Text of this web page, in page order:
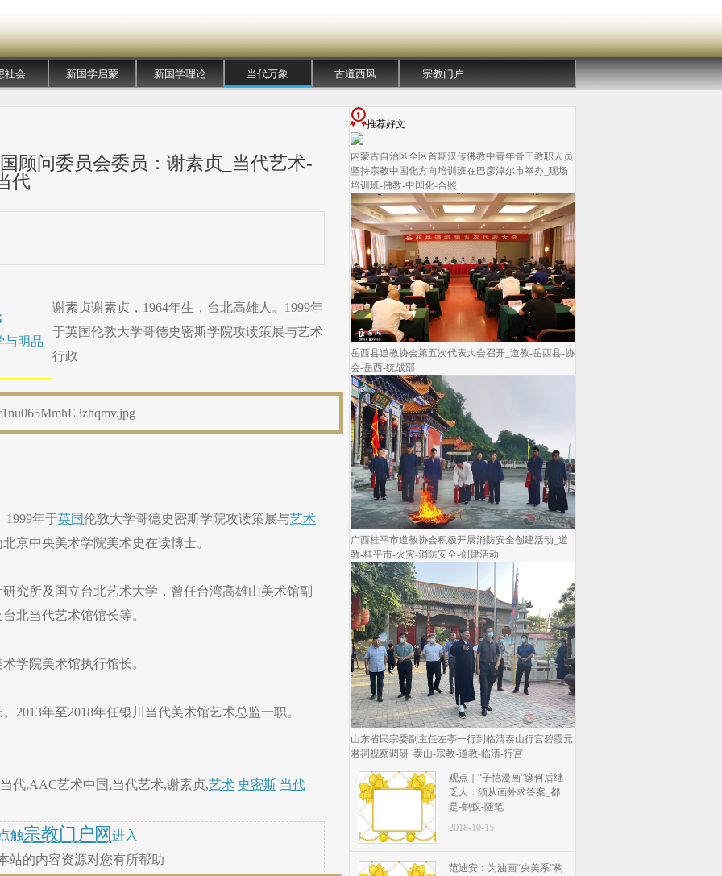
社会 新国学启蒙 新国学理论 当代万象 古道西风 宗教门户
顾问委员会委员：谢素贞_当代艺术-
代
与明品
谢素贞​谢素贞，1964年生，台北高雄人。1999年
于英国伦敦大学哥德史密斯学院攻读策展与艺术
行政
1999年于英国伦敦大学哥德史密斯学院攻读策展与艺术
京中央美术学院美术史在读博士。
究所及国立台北艺术大学，曾任台湾高雄山美术馆副
北当代艺术馆馆长等。
学院美术馆执行馆长。
2013年至2018年任银川当代美术馆艺术总监一职。
代,AAC艺术中国,当代艺术,谢素贞,艺术 史密斯 当代
触宗教门户网 进入
站的内容资源对您有所帮助
推荐好文
内蒙古自治区全区首期汉传佛教中青年骨干教职人员
坚持宗教中国化方向培训班在巴彦淖尔市举办_现场-
培训班-佛教-中国化-合照
岳西县道教协会第五次代表大会召开_道教-岳西县-协
会-岳西-统战部
广西桂平市道教协会积极开展消防安全创建活动_道
教-桂平市-火灾-消防安全-创建活动
山东省民宗委副主任左亭一行到临清泰山行宫碧霞元
君祠视察调研_泰山-宗教-道教-临清-行宫
观点｜“子恺漫画”缘何后继
乏人：须从画外求答案_都
是-蚂蚁-随笔
2018-10-15
范迪安：为油画“央美系”构